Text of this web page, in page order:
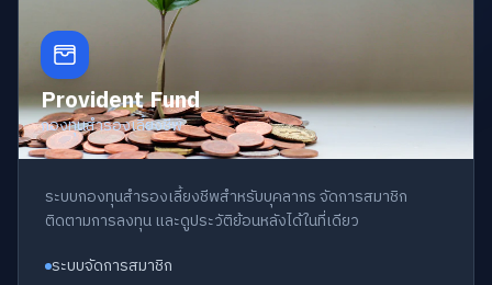
Provident Fund
กองทุนสำรองเลี้ยงชีพ
ระบบกองทุนสำรองเลี้ยงชีพสำหรับบุคลากร จัดการสมาชิก
ติดตามการลงทุน และดูประวัติย้อนหลังได้ในที่เดียว
ระบบจัดการสมาชิก